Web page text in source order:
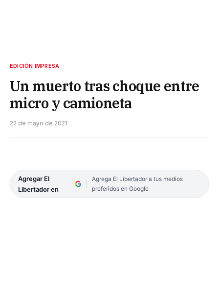
EDICIÓN IMPRESA
Un muerto tras choque entre
micro y camioneta
22 de mayo de 2021
Agregar El
Libertador en
Agrega El Libertador a tus medios
preferidos en Google